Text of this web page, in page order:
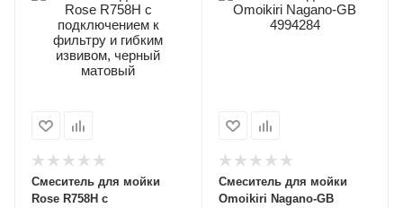
Смеситель для мойки
Rose R758H с
Смеситель для мойки
Omoikiri Nagano-GB